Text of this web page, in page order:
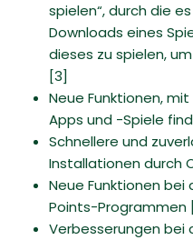
spielen“, durch die
Downloads eines
dieses zu spielen,
[3]
Neue Funktionen,
Apps und -Spiele
Schnellere und
Installationen durch
Neue Funktionen bei
Points-Programmen
Verbesserungen bei